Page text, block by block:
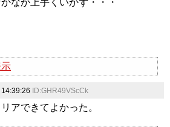
なか上手くいかず・・・
ID:GHR49VScCk
アできてよかった。